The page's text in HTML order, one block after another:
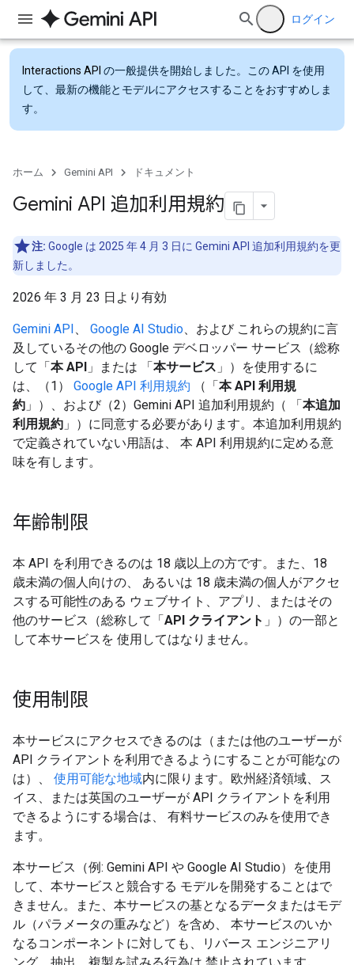
ログイン
Interactions API の一般提供を開始しました。この API を使用
して、最新の機能とモデルにアクセスすることをおすすめしま
す。
ホーム Gemini API ドキュメント
Gemini API 追加利用規約
注: Google は 2025 年 4 月 3 日に Gemini API 追加利用規約を更
新しました。
2026 年 3 月 23 日より有効
Gemini API、 Google AI Studio、および これらの規約に言
及しているその他の Google デベロッパー サービス（総称
して「本 API 」または 「本サービス 」）を使用するに
は、（1） Google API 利用規約 （「本 API 利用規
約 」）、および（2）Gemini API 追加利用規約（ 「本追加
利用規約 」）に同意する必要があります。本追加利用規約
で定義されていない用語は、 本 API 利用規約に定める意
味を有します。
年齢制限
本 API を利用できるのは 18 歳以上の方です。また、18
歳未満の個人向けの、 あるいは 18 歳未満の個人がアクセ
スする可能性のある ウェブサイト、アプリ、またはその
他のサービス（総称して「API クライアント 」）の一部と
して本サービスを 使用してはなりません。
使用制限
本サービスにアクセスできるのは（または他のユーザーが
API クライアントを利用できるようにすることが可能なの
は）、 使用可能な地域内に限ります。欧州経済領域、ス
イス、または英国のユーザーが API クライアントを利用
できるようにする場合は、 有料サービスのみを使用でき
ます。
本サービス（例: Gemini API や Google AI Studio）を使用
して、本サービスと競合する モデルを開発することはで
きません。また、本サービスの基となるデータまたはモデ
ル（パラメータの重みなど）を含め、 本サービスのいか
なるコンポーネントに対しても、リバース エンジニアリ